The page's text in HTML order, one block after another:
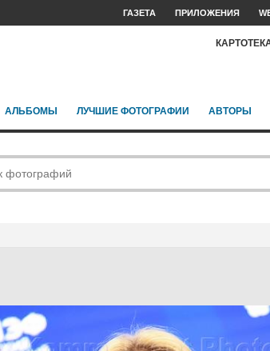
ГАЗЕТА ПРИЛОЖЕНИЯ
АЛЬБОМЫ ЛУЧШИЕ ФОТОГРАФИИ АВТОРЫ